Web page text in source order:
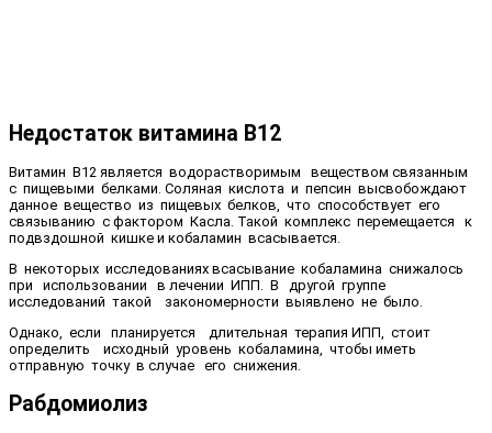
Недостаток витамина В12
Витамин В12 является водорастворимым веществом связанным
с пищевыми белками. Соляная кислота и пепсин высвобождают
данное вещество из пищевых белков, что способствует его
связыванию с фактором Касла. Такой комплекс перемещается к
подвздошной кишке и кобаламин всасывается.
В некоторых исследованиях всасывание кобаламина снижалось
при использовании в лечении ИПП. В другой группе
исследований такой закономерности выявлено не было.
Однако, если планируется длительная терапия ИПП, стоит
определить исходный уровень кобаламина, чтобы иметь
отправную точку в случае его снижения.
Рабдомиолиз